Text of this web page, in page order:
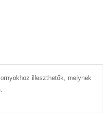
illeszthetők, melynek